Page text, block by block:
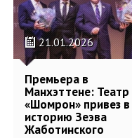
21.01.2026
Премьера в
Манхэттене: Театр
«Шомрон» привез
историю Зеэва
Жаботинского